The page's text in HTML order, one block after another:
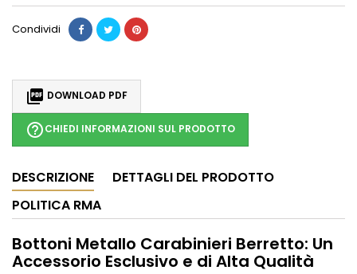
Condividi
 DOWNLOAD PDF
help_outlineCHIEDI INFORMAZIONI SUL PRODOTTO
DESCRIZIONE
DETTAGLI DEL PRODOTTO
POLITICA RMA
Bottoni Metallo Carabinieri Berretto: Un
Accessorio Esclusivo e di Alta Qualità